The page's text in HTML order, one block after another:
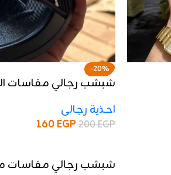
-20%
شبشب رجالي مقاسات
احذية رجالى
200EGP
160EGP
شبشب رجالي مقاسات من ٤١